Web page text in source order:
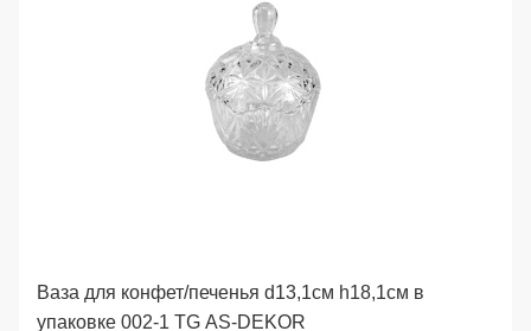
Ваза для конфет/печенья d13,1см h18,1см в
упаковке 002-1 TG AS-DEKOR